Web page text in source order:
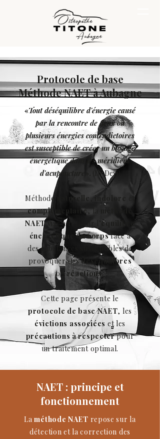
Protocole de base
Méthode NAET à Aubagne
«Tout déséquilibre d'énergie causé
par la rencontre de deux ou
plusieurs énergies contradictoires
est susceptible de créer un blocage
énergétique dans les méridiens
d'acupuncture
(Dr Devi)
Méthode naturelle,indolore
et
complémentaire, la
NAETvise à rétablir l’
équilibre
énergétique du corpsface à
des substances susceptibles de
provoquer desdéséquilibres
ouréactions.
Cette page présente le
protocole de base NAET, les
évictions associées et les
précautions à respecterpour
un traitement optimal.
NAET : principe et
fonctionnement
Laméthode NAET repose sur la
détection et la correction des